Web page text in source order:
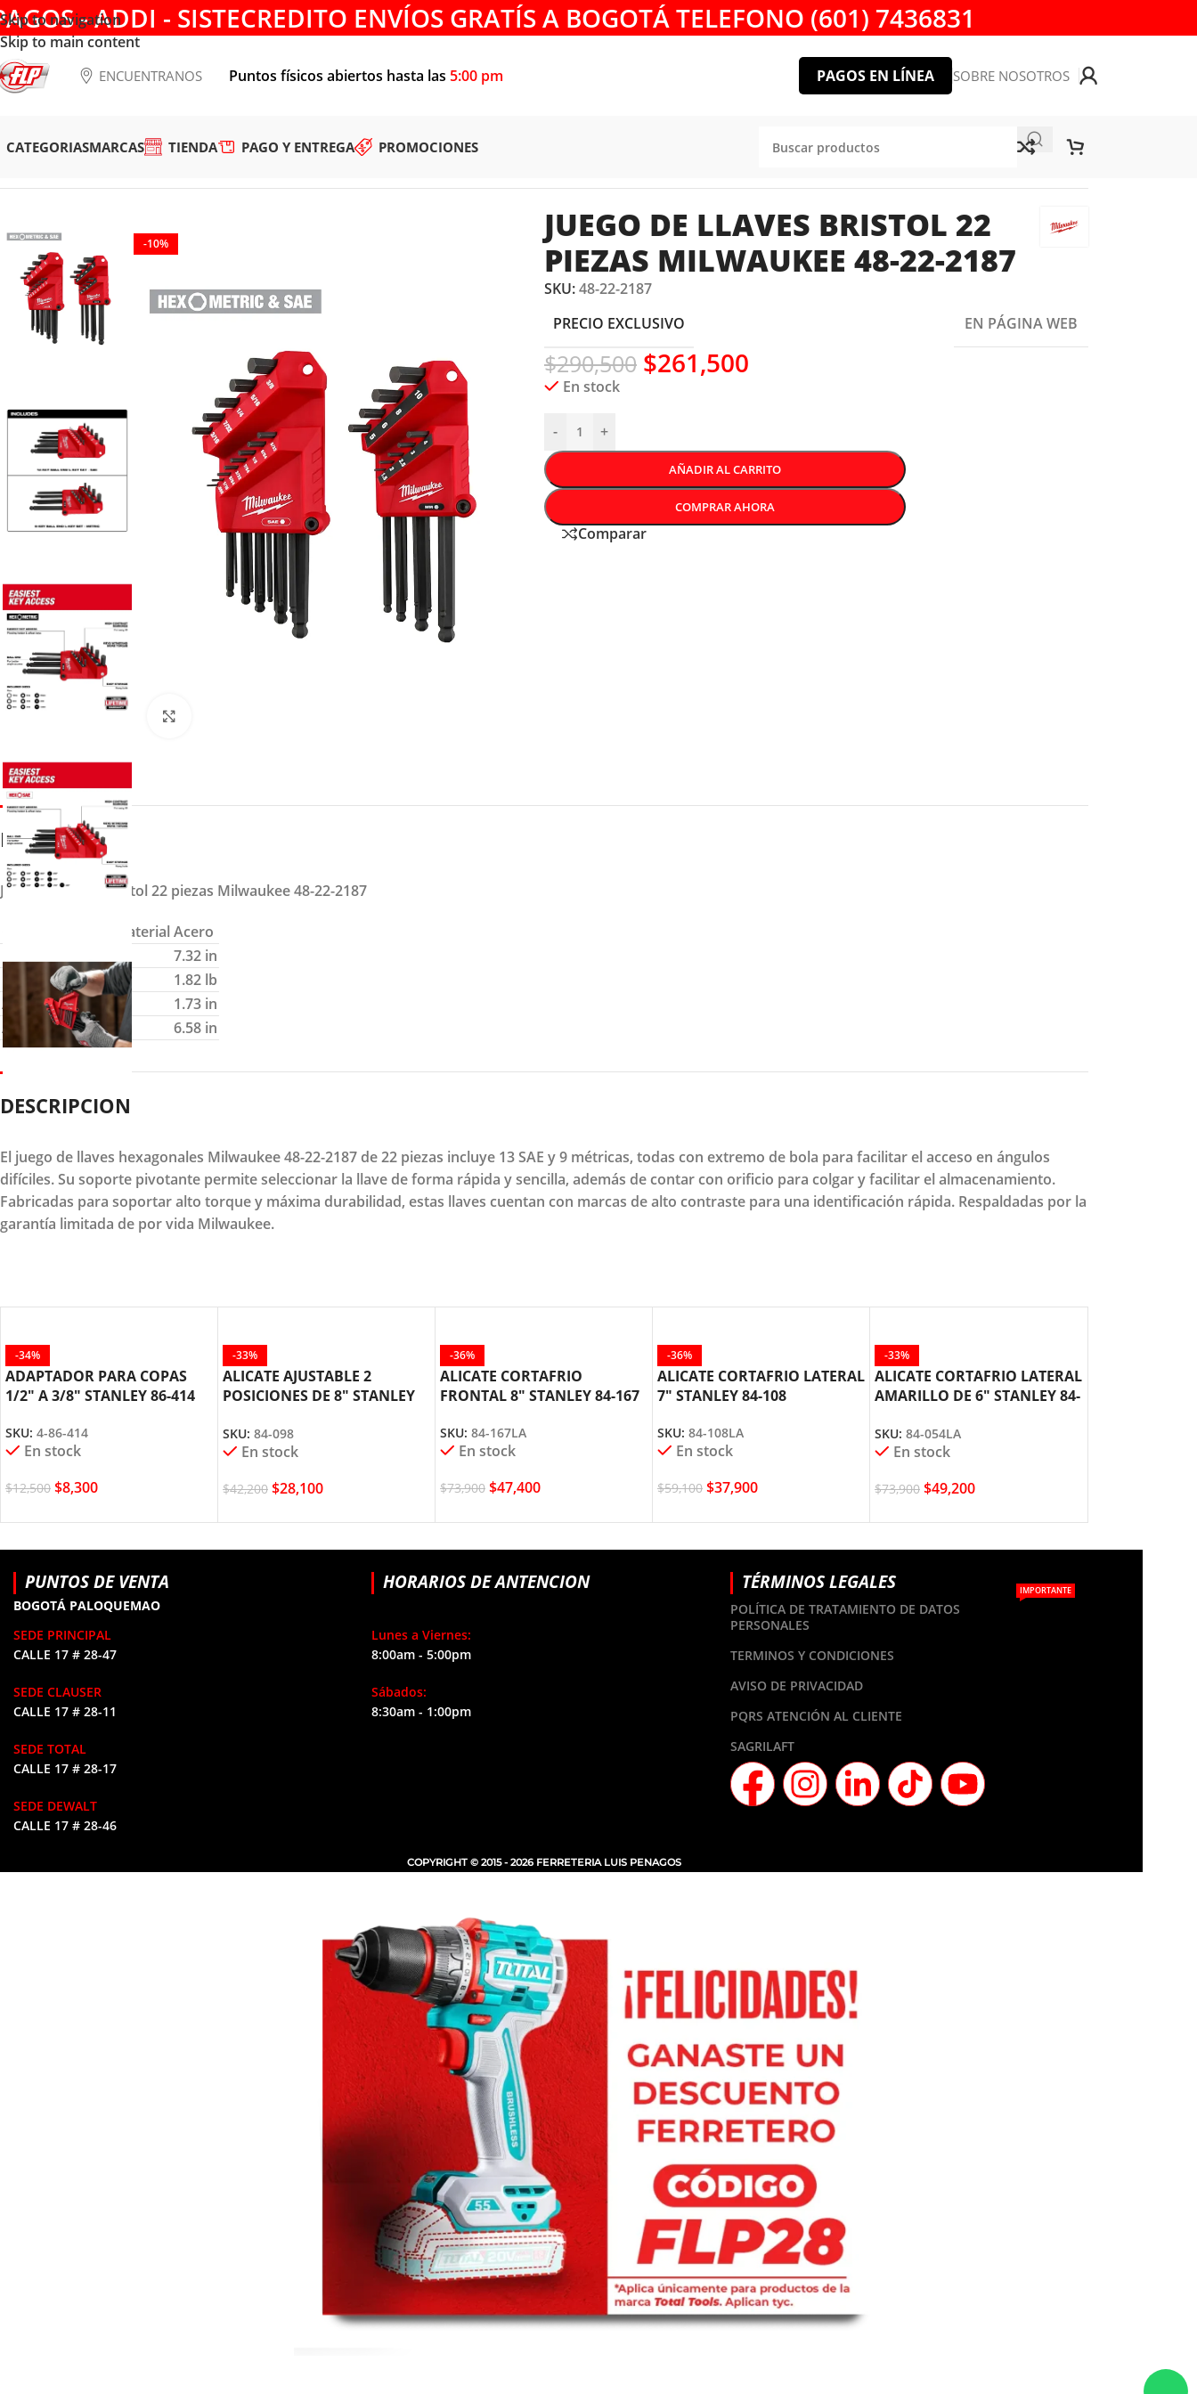
Skip to navigation
Skip to main content
- ADDI - SISTECREDITO ENVÍOS GRATÍS A BOGOTÁ TELEFONO (601) 7436831
ENCUENTRANOS Puntos físicos abiertos hasta las 5:00 pm PAGOS EN LÍNEA SOBRE NOSOTROS
CATEGORIASMARCAS TIENDA PAGO Y ENTREGA PROMOCIONES
-10%
JUEGO DE LLAVES BRISTOL 22
PIEZAS MILWAUKEE 48-22-2187
SKU:48-22-2187
PRECIO EXCLUSIVO
EN PÁGINA WEB
$290,500 $261,500
En stock
- +
AÑADIR AL CARRITO
COMPRAR AHORA
Comparar
DETALLES
Juego de llaves bristol 22 piezas Milwaukee 48-22-2187
Composición de material Acero
7.32 in
1.82 lb
Altura
1.73 in
Ancho
6.58 in
DESCRIPCION
El juego de llaves hexagonales Milwaukee 48-22-2187 de 22 piezas incluye 13 SAE y 9 métricas, todas con extremo de bola para facilitar el acceso en ángulos
difíciles. Su soporte pivotante permite seleccionar la llave de forma rápida y sencilla, además de contar con orificio para colgar y facilitar el almacenamiento.
Fabricadas para soportar alto torque y máxima durabilidad, estas llaves cuentan con marcas de alto contraste para una identificación rápida. Respaldadas por la
garantía limitada de por vida Milwaukee.
-34%
ADAPTADOR PARA COPAS
1/2″ A 3/8″ STANLEY 86-414
SKU: 4-86-414
En stock
$12,500 $8,300
-33%
ALICATE AJUSTABLE 2
POSICIONES DE 8″ STANLEY
SKU: 84-098
En stock
$42,200 $28,100
-36%
ALICATE CORTAFRIO
FRONTAL 8″ STANLEY 84-167
SKU: 84-167LA
En stock
$73,900 $47,400
-36%
ALICATE CORTAFRIO LATERAL
7″ STANLEY 84-108
SKU: 84-108LA
En stock
$59,100 $37,900
-33%
ALICATE CORTAFRIO LATERAL
AMARILLO DE 6″ STANLEY 84-
SKU: 84-054LA
En stock
$73,900 $49,200
PUNTOS DE VENTA
BOGOTÁ PALOQUEMAO
SEDE PRINCIPAL
CALLE 17 # 28-47
SEDE CLAUSER
CALLE 17 # 28-11
SEDE TOTAL
CALLE 17 # 28-17
SEDE DEWALT
CALLE 17 # 28-46
HORARIOS DE ANTENCION
Lunes a Viernes:
8:00am - 5:00pm
Sábados:
8:30am - 1:00pm
TÉRMINOS LEGALES
POLÍTICA DE TRATAMIENTO DE DATOS
PERSONALES
IMPORTANTE
TERMINOS Y CONDICIONES
AVISO DE PRIVACIDAD
PQRS ATENCIÓN AL CLIENTE
SAGRILAFT
COPYRIGHT © 2015 - 2026 FERRETERIA LUIS PENAGOS